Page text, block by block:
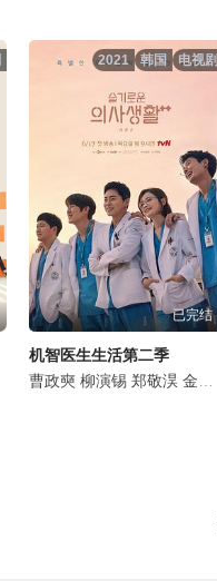
李乃文 辛柏青 姜妍 程煜 陈美琪
电视剧
韩国
2021
已完结
机智医生生活第二季
曹政奭 柳演锡 郑敬淏 金大明